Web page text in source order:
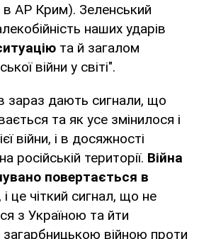
в АР Крим). Зеленський
наших ударів
та й загалом
війни у світі".
зараз дають сигнали, що
та як усе змінилося і
війни, і в досяжності
російській території. Війна
повертається в
, і це чіткий сигнал, що не
з Україною та йти
війною проти